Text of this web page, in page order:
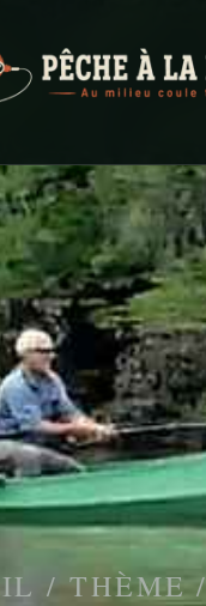
LA
/ THÈME